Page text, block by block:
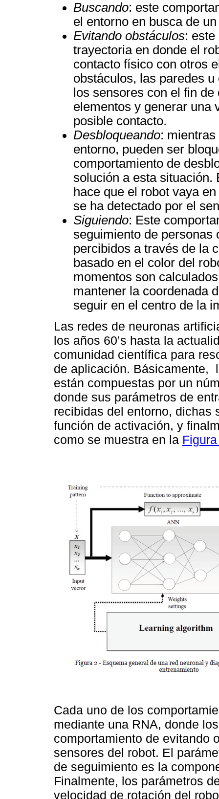
Buscando: este
el entorno en busca de
Evitando obstáculos:
trayectoria en donde el
contacto físico con otros
obstáculos, las paredes
los sensores con el fin
elementos y generar una
posible contacto.
Desbloqueando:
entorno, pueden ser
comportamiento de
solución a esta situación.
hace que el robot vaya
se ha detectado por el
Siguiendo: Este
seguimiento de personas
percibidos a través de la
basado en el color del
momentos son
mantener la coordenada
seguir en el centro de la
Las redes de neuronas
los años 60’s hasta la
comunidad científica para
de aplicación. Básicamente,
están compuestas por un
donde sus parámetros de
recibidas del entorno, dichas
función de activación, y
como se muestra en la
Cada uno de los
mediante una RNA, donde
comportamiento de evitando
sensores del robot. El
de seguimiento es la
Finalmente, los parámetros
velocidad de rotación del